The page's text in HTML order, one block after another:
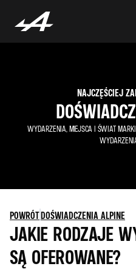
NAJCZĘŚCIEJ
WYDARZENIA, MIEJSCA I ŚWIAT
POWRÓTDOŚWIADCZENIA ALPINE
JAKIE RODZAJE
SĄ OFEROWANE?